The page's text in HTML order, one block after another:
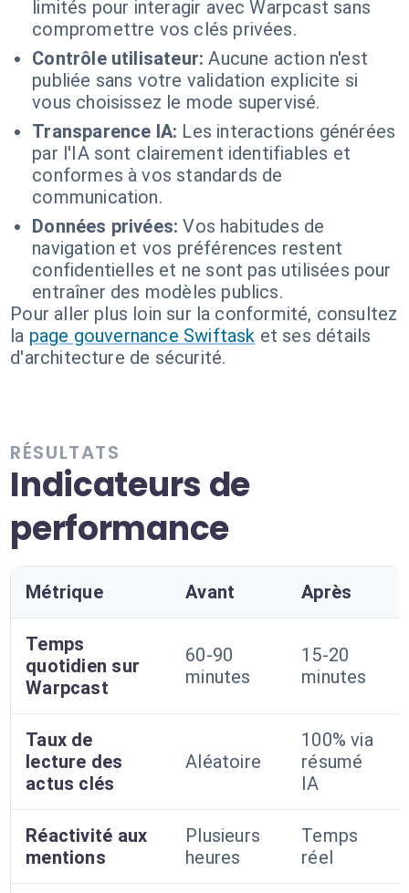
limités pour interagir avec Warpcast sans
compromettre vos clés privées.
Contrôle utilisateur: Aucune action n'est
publiée sans votre validation explicite si
vous choisissez le mode supervisé.
Transparence IA: Les interactions générées
par l'IA sont clairement identifiables et
conformes à vos standards de
communication.
Données privées: Vos habitudes de
navigation et vos préférences restent
confidentielles et ne sont pas utilisées pour
entraîner des modèles publics.
Pour aller plus loin sur la conformité, consultez
la page gouvernance Swiftask et ses détails
d'architecture de sécurité.
RÉSULTATS
Indicateurs de
performance
Métrique Avant Après
Temps
quotidien sur
Warpcast
60-90
minutes
15-20
minutes
Taux de
lecture des
actus clés
Aléatoire
100% via
résumé
IA
Réactivité aux
mentions
Plusieurs
heures
Temps
réel